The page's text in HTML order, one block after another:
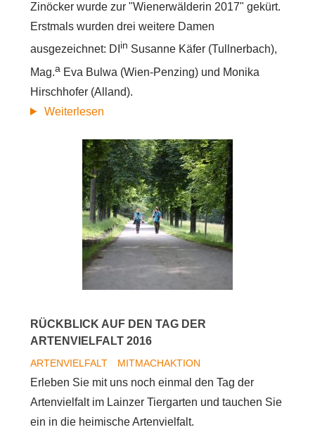
Zinöcker wurde zur "Wienerwälderin 2017" gekürt.
Erstmals wurden drei weitere Damen
ausgezeichnet: DI in Susanne Käfer (Tullnerbach),
Mag.a Eva Bulwa (Wien-Penzing) und Monika
Hirschhofer (Alland).
Weiterlesen
2017"
kommt
aus
Eichgraben
RÜCKBLICK AUF DEN TAG DER
ARTENVIELFALT 2016
ARTENVIELFALT MITMACHAKTION
Erleben Sie mit uns noch einmal den Tag der
Artenvielfalt im Lainzer Tiergarten und tauchen Sie
ein in die heimische Artenvielfalt.